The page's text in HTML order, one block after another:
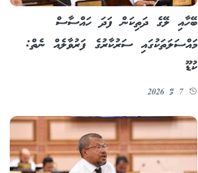
ބޭހާއި ލޭގެ ދަތިކަން ފަދަ ހައްސާސް
މައްސަލަތަކުގައި ސަރުކާރުގެ ފަރުވާލެއް ނެތް:
ކުޑޫ
7 މޭ 2026